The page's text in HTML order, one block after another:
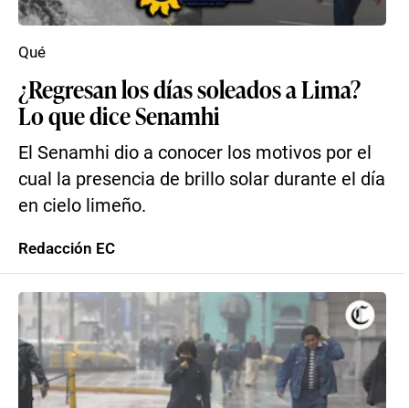
¿Regresan los días soleados a Lima?
Lo que dice Senamhi
El Senamhi dio a conocer los motivos por el
cual la presencia de brillo solar durante el día
en cielo limeño.
Qué
Redacción EC